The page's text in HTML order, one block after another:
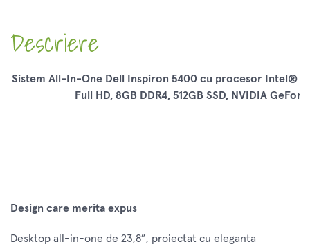
Descriere
Sistem All-In-One Dell Inspiron 5400 cu procesor Intel®
Full HD, 8GB DDR4, 512GB SSD, NVIDIA
Design care merita expus
Desktop all-in-one de 23,8”, proiectat cu eleganta